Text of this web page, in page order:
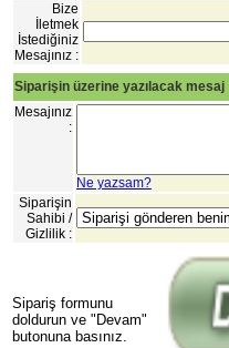
Bize
İletmek
İstediğiniz
Mesajınız :
Siparişin üzerine yazılacak mesaj
Mesajınız
:
Ne yazsam?
Siparişin
Sahibi /
Gizlilik :
Sipariş formunu
doldurun ve "Devam"
butonuna basınız.